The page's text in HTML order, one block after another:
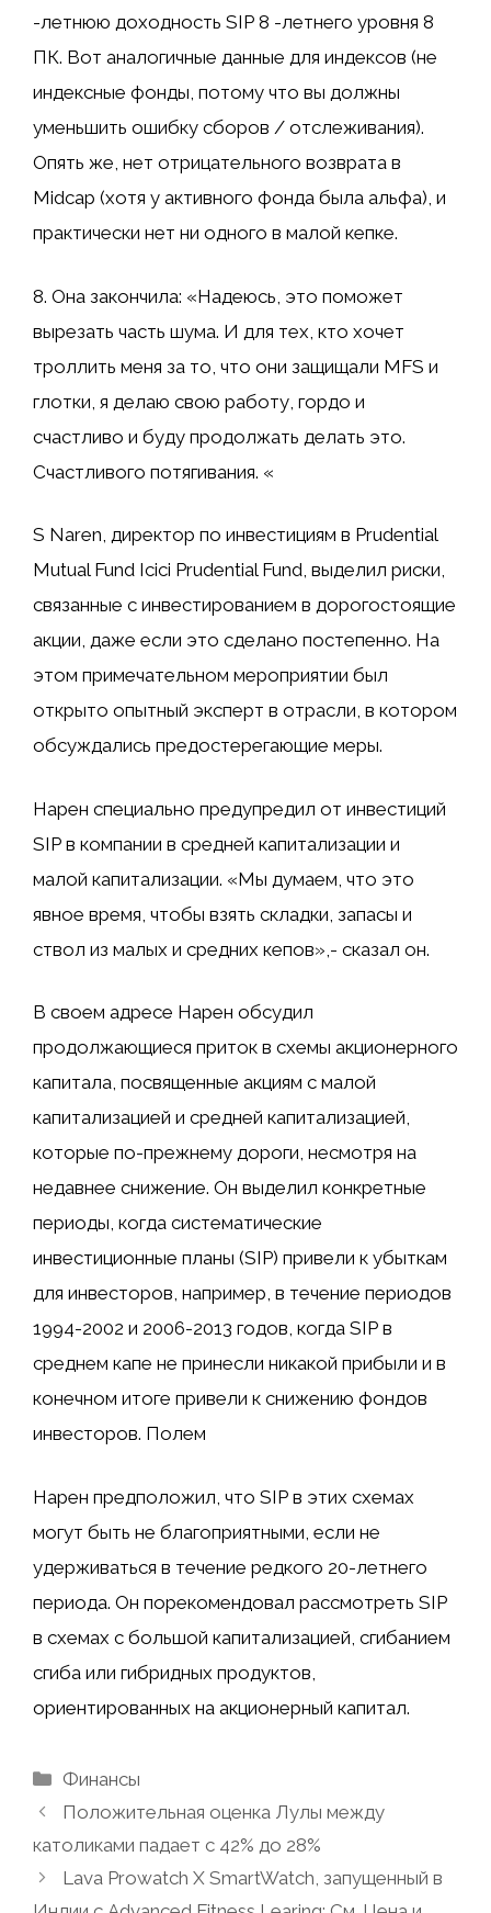
-летнюю доходность SIP 8 -летнего уровня 8
ПК. Вот аналогичные данные для индексов (не
индексные фонды, потому что вы должны
уменьшить ошибку сборов / отслеживания).
Опять же, нет отрицательного возврата в
Midcap (хотя у активного фонда была альфа), и
практически нет ни одного в малой кепке.
8. Она закончила: «Надеюсь, это поможет
вырезать часть шума. И для тех, кто хочет
троллить меня за то, что они защищали MFS и
глотки, я делаю свою работу, гордо и
счастливо и буду продолжать делать это.
Счастливого потягивания. «
S Naren, директор по инвестициям в Prudential
Mutual Fund Icici Prudential Fund, выделил риски,
связанные с инвестированием в дорогостоящие
акции, даже если это сделано постепенно. На
этом примечательном мероприятии был
открыто опытный эксперт в отрасли, в котором
обсуждались предостерегающие меры.
Нарен специально предупредил от инвестиций
SIP в компании в средней капитализации и
малой капитализации. «Мы думаем, что это
явное время, чтобы взять складки, запасы и
ствол из малых и средних кепов»,- сказал он.
В своем адресе Нарен обсудил
продолжающиеся приток в схемы акционерного
капитала, посвященные акциям с малой
капитализацией и средней капитализацией,
которые по-прежнему дороги, несмотря на
недавнее снижение. Он выделил конкретные
периоды, когда систематические
инвестиционные планы (SIP) привели к убыткам
для инвесторов, например, в течение периодов
1994-2002 и 2006-2013 годов, когда SIP в
среднем капе не принесли никакой прибыли и в
конечном итоге привели к снижению фондов
инвесторов. Полем
Нарен предположил, что SIP в этих схемах
могут быть не благоприятными, если не
удерживаться в течение редкого 20-летнего
периода. Он порекомендовал рассмотреть SIP
в схемах с большой капитализацией, сгибанием
сгиба или гибридных продуктов,
ориентированных на акционерный капитал.
Рубрики
Финансы
Положительная оценка Лулы между
католиками падает с 42% до 28%
Lava Prowatch X SmartWatch, запущенный в